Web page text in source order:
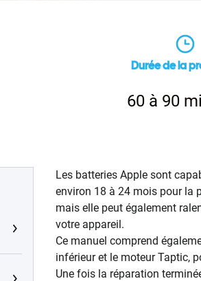
Durée de la
60 à 90
Les batteries Apple sont
environ 18 à 24 mois pour la
mais elle peut également
votre appareil.
Ce manuel comprend
inférieur et le moteur Taptic,
Une fois la réparation